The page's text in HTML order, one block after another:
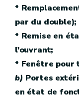
*
par du double);
* Remise en
l'ouvrant;
* Fenêtre pour
b) Portes
en état de